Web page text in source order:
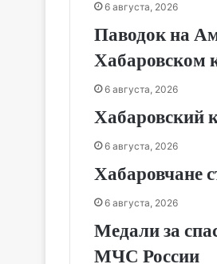
6 августа, 2026
Паводок на
Хабаровском
6 августа, 2026
Хабаровский
6 августа, 2026
Хабаровчане
6 августа, 2026
Медали за
МЧС России